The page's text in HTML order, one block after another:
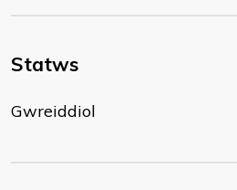
Statws
Gwreiddiol